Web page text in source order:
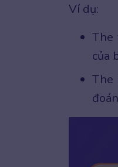
Ví dụ:
The
của
The